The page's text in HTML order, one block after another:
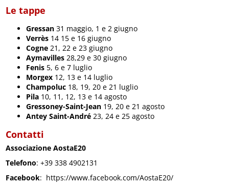
Le tappe
Gressan 31 maggio, 1 e 2 giugno
Verrès 14 15 e 16 giugno
Cogne 21, 22 e 23 giugno
Aymavilles 28,29 e 30 giugno
Fenis 5, 6 e 7 luglio
Morgex 12, 13 e 14 luglio
Champoluc 18, 19, 20 e 21 luglio
Pila 10, 11, 12, 13 e 14 agosto
Gressoney-Saint-Jean 19, 20 e 21 agosto
Antey Saint-André 23, 24 e 25 agosto
Contatti
Associazione AostaE20
Telefono: +39 338 4902131
Facebook: https://www.facebook.com/AostaE20/